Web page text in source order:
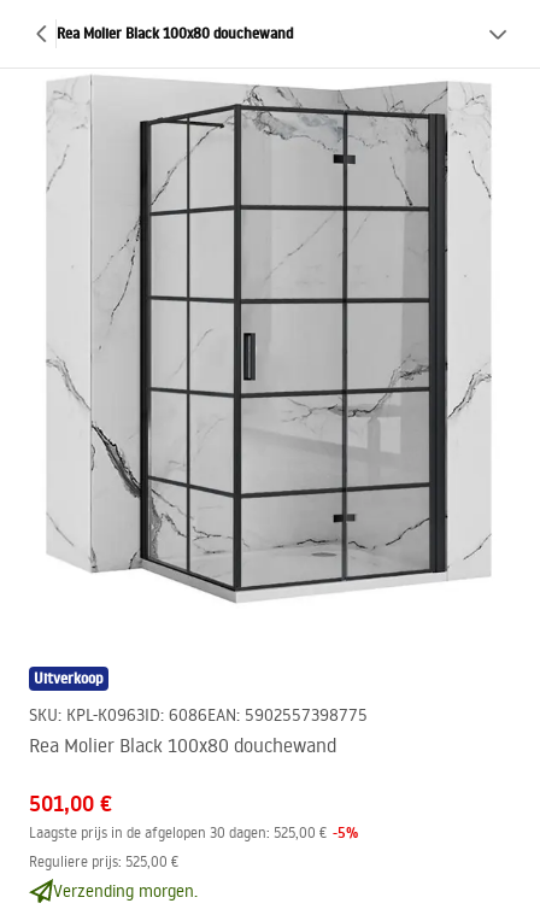
Rea Molier Black 100x80 douchewand
Uitverkoop
SKU: KPL-K0963ID: 6086EAN: 5902557398775
Rea Molier Black 100x80 douchewand
501,00 €
Laagste prijs in de afgelopen 30 dagen: 525,00 € -5%
Reguliere prijs: 525,00 €
Verzending morgen.